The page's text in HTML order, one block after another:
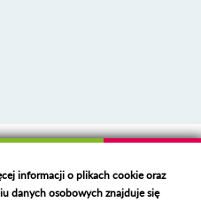
informacji o plikach cookie oraz
danych osobowych znajduje się